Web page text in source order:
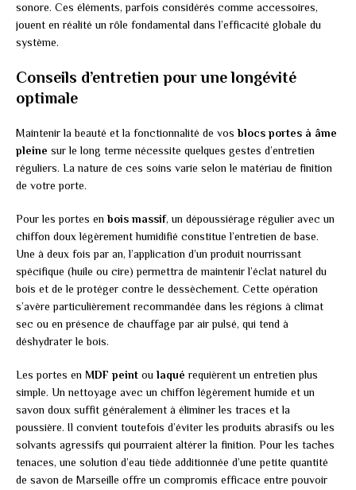
sonore. Ces éléments, parfois considérés comme accessoires,
jouent en réalité un rôle fondamental dans l’efficacité globale du
système.
Conseils d’entretien pour une longévité
optimale
Maintenir la beauté et la fonctionnalité de vosblocs portes à âme
pleine sur le long terme nécessite quelques gestes d’entretien
réguliers. La nature de ces soins varie selon le matériau de finition
de votre porte.
Pour les portes enbois massif, un dépoussiérage régulier avec un
chiffon doux légèrement humidifié constitue l’entretien de base.
Une à deux fois par an, l’application d’un produit nourrissant
spécifique (huile ou cire) permettra de maintenir l’éclat naturel du
bois et de le protéger contre le dessèchement. Cette opération
s’avère particulièrement recommandée dans les régions à climat
sec ou en présence de chauffage par air pulsé, qui tend à
déshydrater le bois.
Les portes en MDF peint ou laqué requièrent un entretien plus
simple. Un nettoyage avec un chiffon légèrement humide et un
savon doux suffit généralement à éliminer les traces et la
poussière. Il convient toutefois d’éviter les produits abrasifs ou les
solvants agressifs qui pourraient altérer la finition. Pour les taches
tenaces, une solution d’eau tiède additionnée d’une petite quantité
de savon de Marseille offre un compromis efficace entre pouvoir